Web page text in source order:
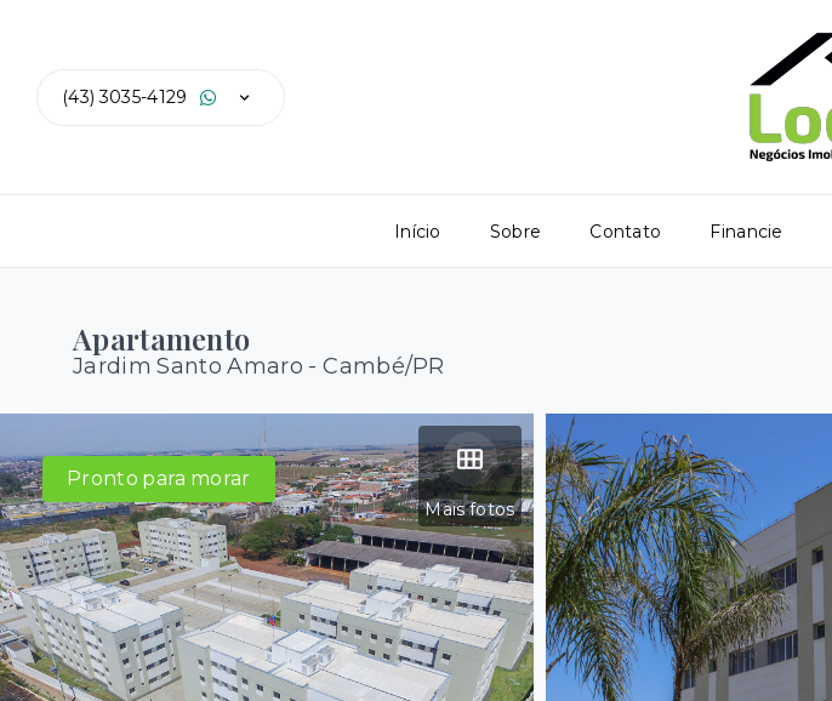
(43) 3035-4129
Início Sobre Contato Financie
Apartamento
Jardim Santo Amaro - Cambé/PR
Mais fotos
Pronto para morar